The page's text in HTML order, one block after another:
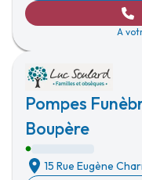
A
Pompes
Boupère
15 Rue Eugène